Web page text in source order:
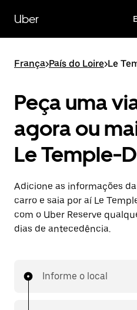
para
conteúdo
Uber
França>País do Loire>Le
Peça uma
agora ou
Le Temple-
Adicione as informações
carro e saia por aí Le
com o Uber Reserve
dias de antecedência.
Informe o local